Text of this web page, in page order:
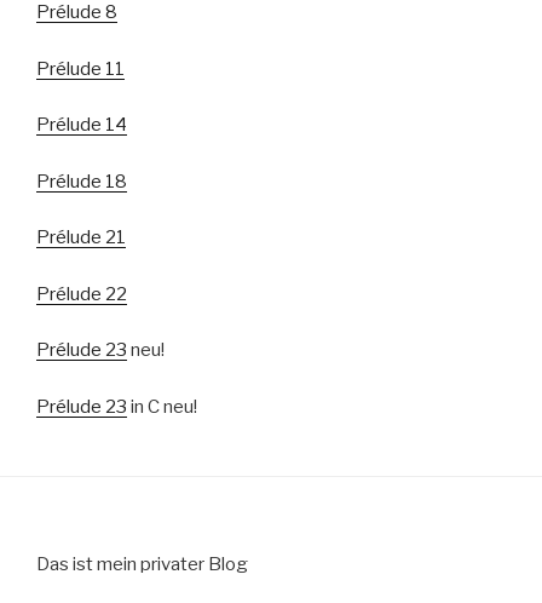
Prélude 8
Prélude 11
Prélude 14
Prélude 18
Prélude 21
Prélude 22
Prélude 23 neu!
Prélude 23 in C neu!
Das ist mein privater Blog